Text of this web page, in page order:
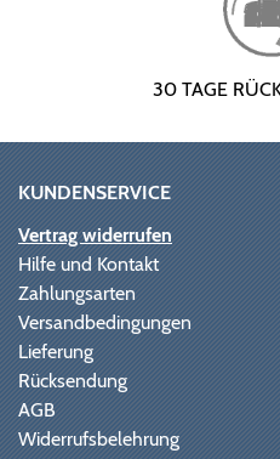
30 TAGE
KUNDENSERVICE
Vertrag widerrufen
Hilfe und Kontakt
Zahlungsarten
Versandbedingungen
Lieferung
Rücksendung
AGB
Widerrufsbelehrung